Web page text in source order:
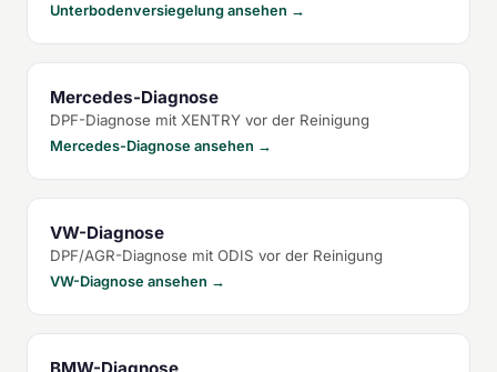
Unterbodenversiegelung ansehen →
Mercedes-Diagnose
DPF-Diagnose mit XENTRY vor der Reinigung
Mercedes-Diagnose ansehen →
VW-Diagnose
DPF/AGR-Diagnose mit ODIS vor der Reinigung
VW-Diagnose ansehen →